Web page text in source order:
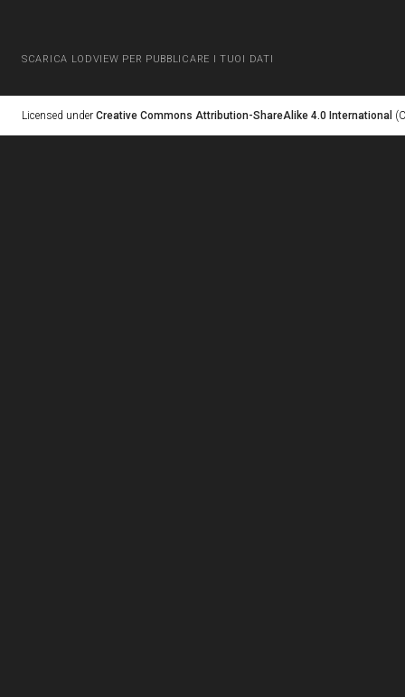
SCARICA LODVIEW PER PUBBLICARE I TUOI DATI
Licensed under Creative Commons Attribution-ShareAlike 4.0 International